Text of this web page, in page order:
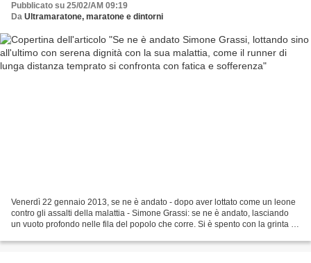
Pubblicato su 25/02/AM 09:19
Da Ultramaratone, maratone e dintorni
Venerdì 22 gennaio 2013, se ne è andato - dopo aver lottato come un leone
contro gli assalti della malattia - Simone Grassi: se ne è andato, lasciando
un vuoto profondo nelle fila del popolo che corre. Si è spento con la grinta di